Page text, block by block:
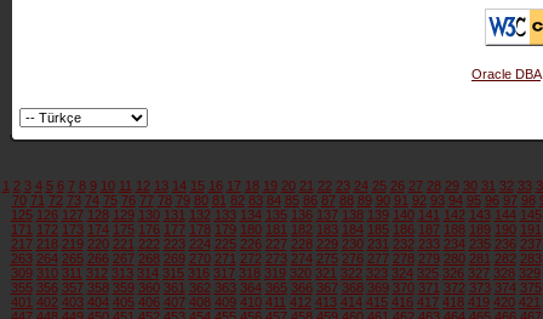
Oracle DBA
1 2 3 4 5 6 7 8 9 10 11 12 13 14 15 16 17 18 19 20 21 22 23 24 25 26 27 28 29 30 31 32 33
70 71 72 73 74 75 76 77 78 79 80 81 82 83 84 85 86 87 88 89 90 91 92 93 94 95 96 97 98
125 126 127 128 129 130 131 132 133 134 135 136 137 138 139 140 141 142 143 144 145
171 172 173 174 175 176 177 178 179 180 181 182 183 184 185 186 187 188 189 190 191
217 218 219 220 221 222 223 224 225 226 227 228 229 230 231 232 233 234 235 236 237
263 264 265 266 267 268 269 270 271 272 273 274 275 276 277 278 279 280 281 282 283
309 310 311 312 313 314 315 316 317 318 319 320 321 322 323 324 325 326 327 328 329
355 356 357 358 359 360 361 362 363 364 365 366 367 368 369 370 371 372 373 374 375
401 402 403 404 405 406 407 408 409 410 411 412 413 414 415 416 417 418 419 420 421